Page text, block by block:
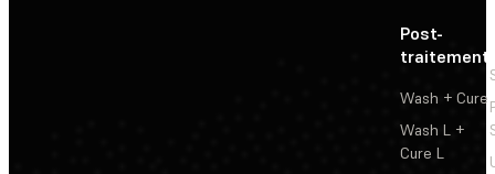
Post-
traitement
Wash + Cure
Wash L +
Cure L